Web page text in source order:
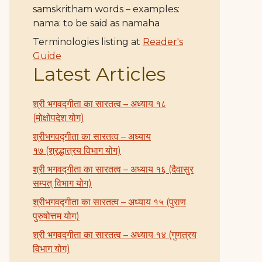
samskritham words – examples:
nama: to be said as namaha
Terminologies listing at Reader's
Guide
Latest Articles
श्री भगवद्गीता का सारतत्व – अध्याय १८
(मोक्षोपदेश योग)
श्रीभगवद्गीता का सारतत्व – अध्याय
१७ (श्रद्धात्रय विभाग योग)
श्री भगवद्गीता का सारतत्व – अध्याय १६ (दैवासुर
सम्पत् विभाग योग)
श्रीभगवद्गीता का सारतत्व – अध्याय १५ (पुराण
पुरुषोत्तम योग)
श्री भगवद्गीता का सारतत्व – अध्याय १४ (गुणत्रय
विभाग योग)